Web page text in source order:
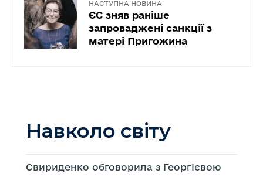
НАСТУПНА НОВИНА
ЄС зняв раніше
запроваджені санкції з
матері Пригожина
Навколо світу
Свириденко обговорила з Георгієвою